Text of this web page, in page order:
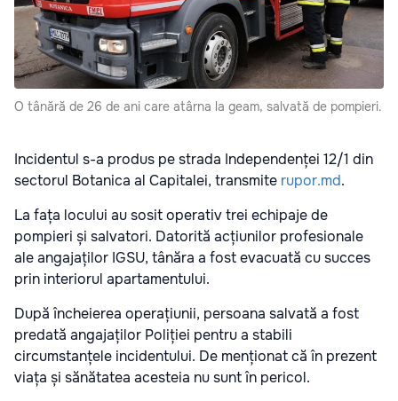
O tânără de 26 de ani care atârna la geam, salvată de pompieri.
Incidentul s-a produs pe strada Independenței 12/1 din
sectorul Botanica al Capitalei, transmite rupor.md.
La fața locului au sosit operativ trei echipaje de
pompieri și salvatori. Datorită acțiunilor profesionale
ale angajaților IGSU, tânăra a fost evacuată cu succes
prin interiorul apartamentului.
După încheierea operațiunii, persoana salvată a fost
predată angajaților Poliției pentru a stabili
circumstanțele incidentului. De menționat că în prezent
viața și sănătatea acesteia nu sunt în pericol.